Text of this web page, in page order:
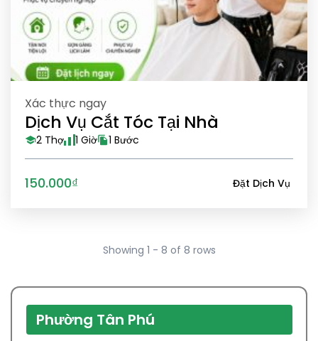
Xác thực ngay
Dịch Vụ Cắt Tóc Tại Nhà
2 Thợ 1 Giờ 1 Bước
150.000₫ Đặt Dịch Vụ
Showing 1 - 8 of 8 rows
Phường Tân Phú